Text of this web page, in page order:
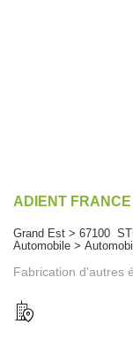
ADIENT FRANCE
Grand Est > 67100
Automobile >
Fabrication d'autres